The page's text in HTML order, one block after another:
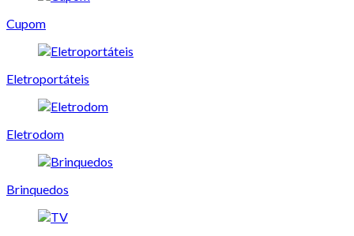
Cupom
Eletroportáteis
Eletrodom
Brinquedos